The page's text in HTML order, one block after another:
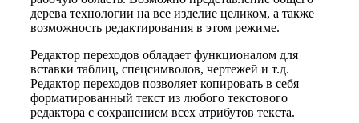
дерева технологии на все изделие целиком, а также
возможность редактирования в этом режиме.
Редактор переходов обладает функционалом для
вставки таблиц, спецсимволов, чертежей и т.д.
Редактор переходов позволяет копировать в себя
форматированный текст из любого текстового
редактора с сохранением всех атрибутов текста.